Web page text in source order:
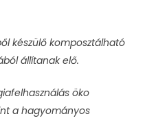
készülő komposztálható
állítanak elő.
öko
a hagyományos